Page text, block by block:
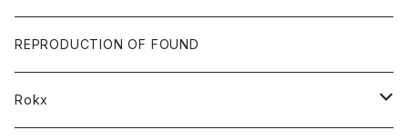
帽子
靴
バック
トップス
カットソー
ボトムス
財布
バック
パンツ
ショートパンツ
REPRODUCTION OF FOUND
Rokx